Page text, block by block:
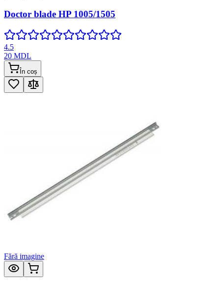
Doctor blade HP 1005/1505
4.5
20 MDL
În coș
Fără imagine